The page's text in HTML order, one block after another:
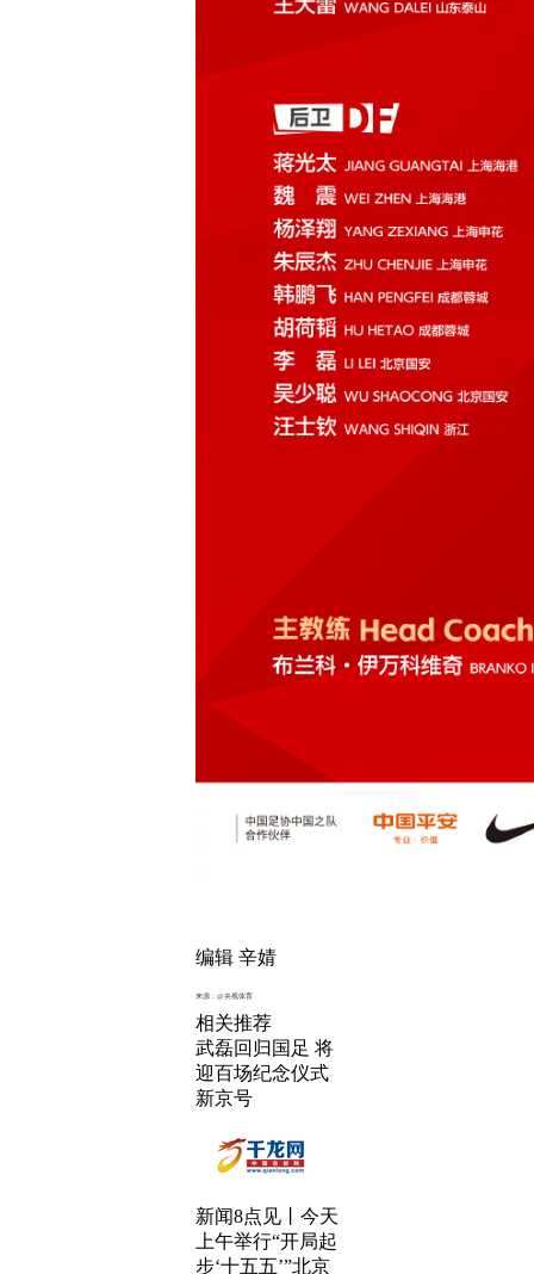
编辑 辛婧
来源：@央视体育
相关推荐
武磊回归国足 将
迎百场纪念仪式
新京号
新闻8点见丨今天
上午举行“开局起
步‘十五五’”北京